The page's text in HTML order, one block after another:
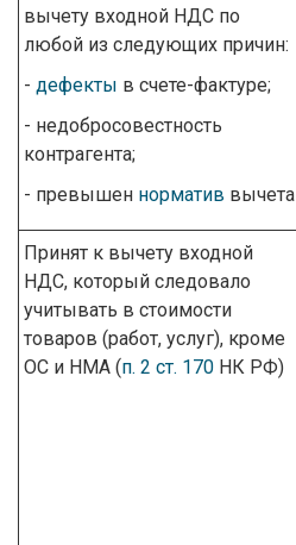
вычету входной НДС по
любой из следующих причин:
- дефекты в счете-фактуре;
- недобросовестность
контрагента;
- превышен норматив вычета
Принят к вычету входной
НДС, который следовало
учитывать в стоимости
товаров (работ, услуг), кроме
ОС и НМА (п. 2 ст. 170 НК РФ)